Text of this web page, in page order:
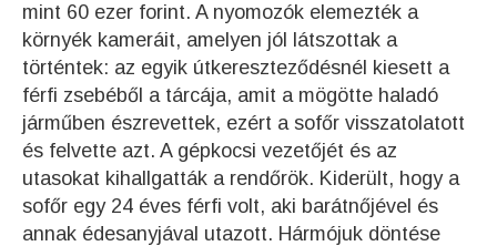
mint 60 ezer forint. A nyomozók elemezték a
környék kameráit, amelyen jól látszottak a
történtek: az egyik útkereszteződésnél kiesett a
férfi zsebéből a tárcája, amit a mögötte haladó
járműben észrevettek, ezért a sofőr visszatolatott
és felvette azt. A gépkocsi vezetőjét és az
utasokat kihallgatták a rendőrök. Kiderült, hogy a
sofőr egy 24 éves férfi volt, aki barátnőjével és
annak édesanyjával utazott. Hármójuk döntése